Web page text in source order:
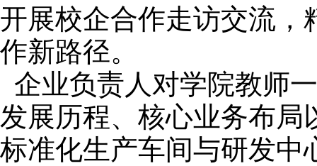
开展校企合作走访交流，
作新路径。
企业负责人对学院教师
发展历程、核心业务布局
标准化生产车间与研发中